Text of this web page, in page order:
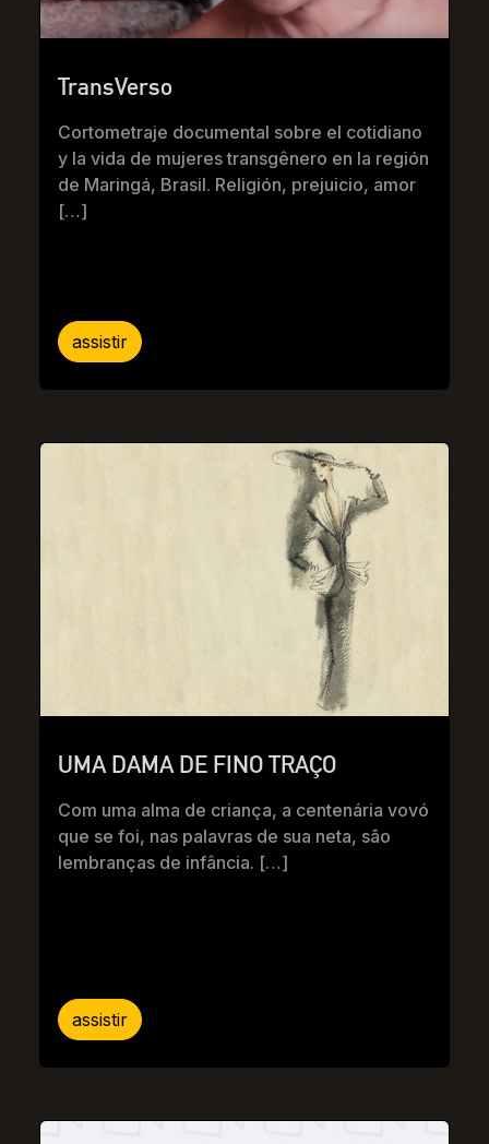
TransVerso
Cortometraje documental sobre el cotidiano
y la vida de mujeres transgênero en la región
de Maringá, Brasil. Religión, prejuicio, amor
[…]
assistir
UMA DAMA DE FINO TRAÇO
Com uma alma de criança, a centenária vovó
que se foi, nas palavras de sua neta, são
lembranças de infância. […]
assistir